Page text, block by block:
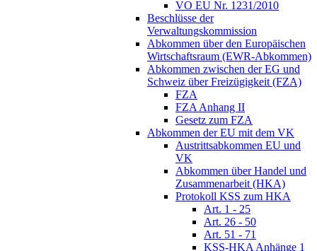
VO EU Nr. 1231/2010
Beschlüsse der
Verwaltungskommission
Abkommen über den Europäischen
Wirtschaftsraum (EWR-Abkommen)
Abkommen zwischen der EG und
Schweiz über Freizügigkeit (FZA)
FZA
FZA Anhang II
Gesetz zum FZA
Abkommen der EU mit dem VK
Austrittsabkommen EU und
VK
Abkommen über Handel und
Zusammenarbeit (HKA)
Protokoll KSS zum HKA
Art. 1 - 25
Art. 26 - 50
Art. 51 - 71
KSS-HKA Anhänge 1